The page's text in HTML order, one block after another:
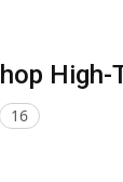
High-
16